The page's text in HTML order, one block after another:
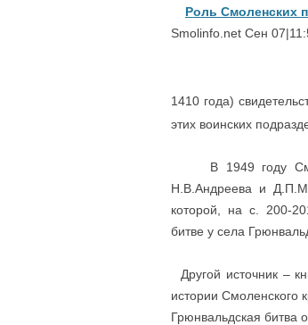
Роль Смоленских
Smolinfo.net Сен
1410 года)
этих воинских
В 1949 году
Н.В.Андреева и
которой, на с. 200-
битве у села
Другой источник –
истории Смоленского
Грюнвальдская битва